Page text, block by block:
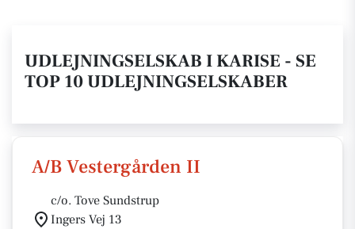
UDLEJNINGSELSKAB I KARISE - SE
TOP 10 UDLEJNINGSELSKABER
A/B Vestergården II
c/o. Tove Sundstrup
Ingers Vej 13